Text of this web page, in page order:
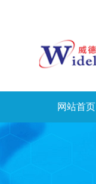
网站首页